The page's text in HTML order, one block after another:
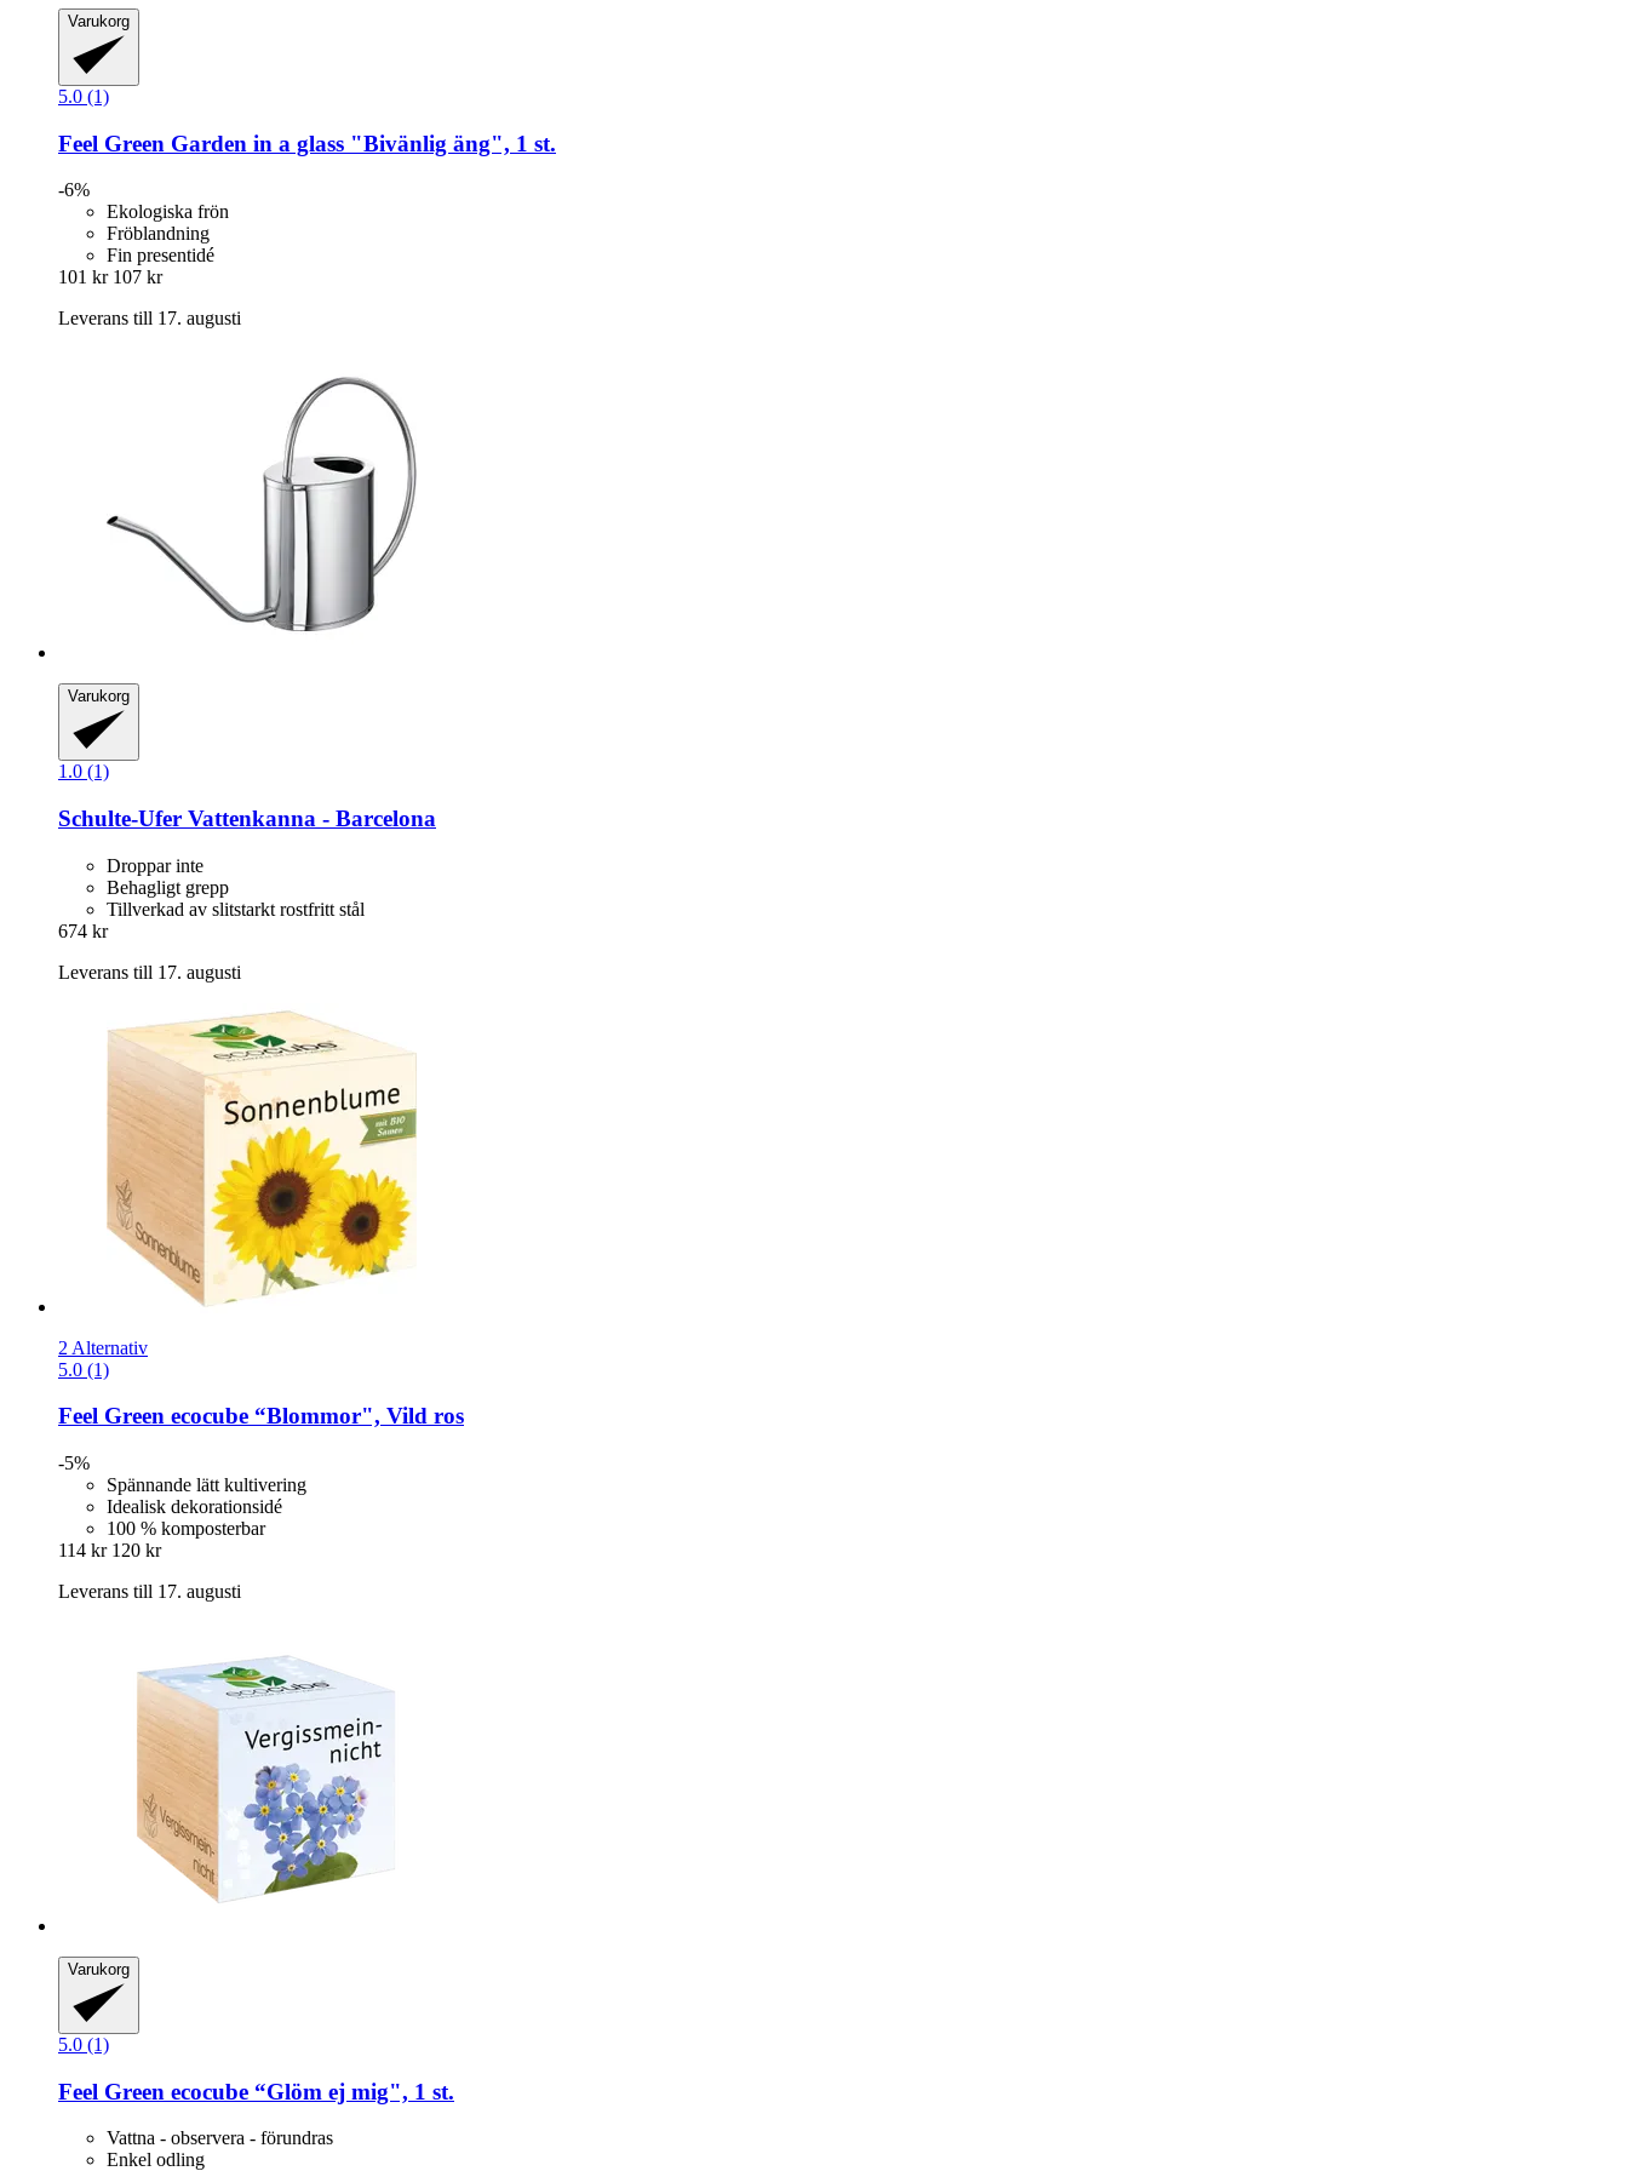
Varukorg
5.0 (1)
Feel Green Garden in a glass "Bivänlig äng", 1 st.
-6%
Ekologiska frön
Fröblandning
Fin presentidé
101 kr 107 kr
Leverans till 17. augusti
Varukorg
1.0 (1)
Schulte-Ufer Vattenkanna -​ Barcelona
Droppar inte
Behagligt grepp
Tillverkad av slitstarkt rostfritt stål
674 kr
Leverans till 17. augusti
2 Alternativ
5.0 (1)
Feel Green ecocube “Blommor", Vild ros
-5%
Spännande lätt kultivering
Idealisk dekorationsidé
100 % komposterbar
114 kr 120 kr
Leverans till 17. augusti
Varukorg
5.0 (1)
Feel Green ecocube “Glöm ej mig", 1 st.
Vattna - observera - förundras
Enkel odling